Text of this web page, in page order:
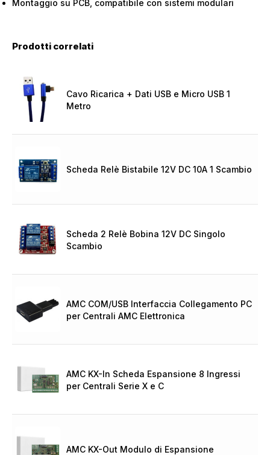
Montaggio su PCB, compatibile con sistemi modulari
Prodotti correlati
Cavo Ricarica + Dati USB e Micro USB 1
Metro
Scheda Relè Bistabile 12V DC 10A 1 Scambio
Scheda 2 Relè Bobina 12V DC Singolo
Scambio
AMC COM/USB Interfaccia Collegamento PC
per Centrali AMC Elettronica
AMC KX-In Scheda Espansione 8 Ingressi
per Centrali Serie X e C
AMC KX-Out Modulo di Espansione